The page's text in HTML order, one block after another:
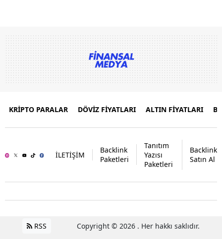
KRİPTO PARALAR DÖVİZ FİYATLARI ALTIN FİYATLARI
İLETİŞİM
Backlink
Paketleri
Tanıtım
Yazısı
Paketleri
Backlink
Satın Al
RSS Copyright © 2026 . Her hakkı saklıdır.